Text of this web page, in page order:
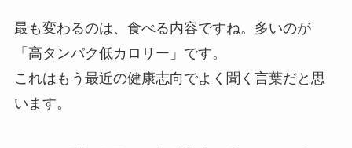
最も変わるのは、食べる内容ですね。多いのが
「高タンパク低カロリー」です。
これはもう最近の健康志向でよく聞く言葉だと思
います。